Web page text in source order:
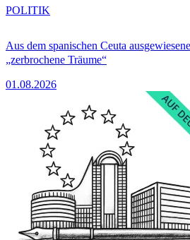
Aus dem spanischen Ceuta
„zerbrochene Träume“
01.08.2026
POLITIK